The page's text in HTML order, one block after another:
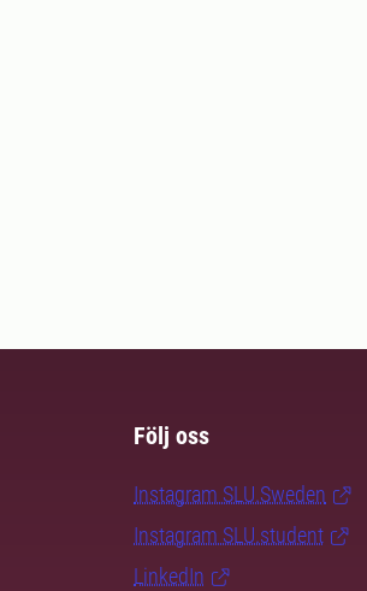
Följ oss
Instagram SLU.Sweden
Instagram SLU.student
LinkedIn